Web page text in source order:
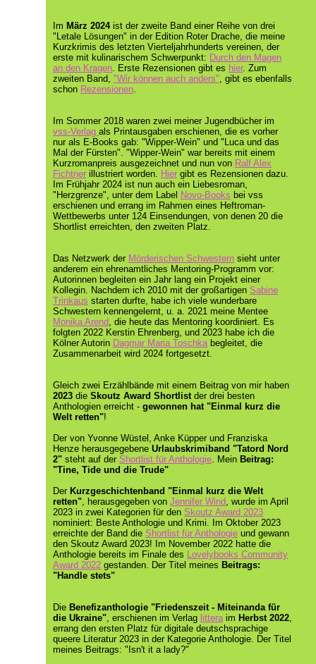
Im März 2024ist der zweite Band einer Reihe von drei
"Letale Lösungen" in der Edition Roter Drache, die meine
Kurzkrimis des letzten Vierteljahrhunderts vereinen, der
erste mit kulinarischem Schwerpunkt: Durch den Magen
an den Kragen . Erste Rezensionen gibt es hier. Zum
zweiten Band, "Wir können auch anders" , gibt es ebenfalls
schon Rezensionen
Im Sommer 2018 waren zwei meiner Jugendbücher im
vss-Verlag als Printausgaben erschienen, die es vorher
nur als E-Books gab: "Wipper-Wein" und "Luca und das
Mal der Fürsten". "Wipper-Wein" war bereits mit einem
Kurzromanpreis ausgezeichnet und nun von Ralf Alex
Fichtner illustriert worden. Hier gibt es Rezensionen dazu.
Im Frühjahr 2024 ist nun auch ein Liebesroman,
"Herzgrenze", unter dem Label Novo-Books bei vss
erschienen und errang im Rahmen eines Heftroman-
Wettbewerbs unter 124 Einsendungen, von denen 20 die
Shortlist erreichten, den zweiten Platz.
Das Netzwerk der Mörderischen Schwestern sieht unter
anderem ein ehrenamtliches Mentoring-Programm vor:
Autorinnen begleiten ein Jahr lang ein Projekt einer
Kollegin. Nachdem ich 2010 mit der großartigen Sabine
Trinkaus starten durfte, habe ich viele wunderbare
Schwestern kennengelernt, u. a. 2021 meine Mentee
Monika Arend , die heute das Mentoring koordiniert. Es
folgten 2022 Kerstin Ehrenberg, und 2023 habe ich die
Kölner Autorin Dagmar Maria Toschka begleitet, die
Zusammenarbeit wird 2024 fortgesetzt.
Gleich zwei Erzählbände mit einem Beitrag von mir haben
2023 die Skoutz Award Shortlist der drei besten
Anthologien erreicht - gewonnen hat "Einmal kurz die
Welt retten"!
Der von Yvonne Wüstel, Anke Küpper und Franziska
Henze herausgegebene Urlaubskrimiband "Tatord Nord
2" steht auf der Shortlist für Anthologie . Mein Beitrag:
"Tine, Tide und die Trude"
Der Kurzgeschichtenband "Einmal kurz die Welt
retten" , herausgegeben von Jennifer Wind , wurde im April
2023 in zwei Kategorien für den Skoutz Award 2023
nominiert: Beste Anthologie und Krimi . Im Oktober 2023
erreichte der Band die Shortlist für Anthologie und gewann
den Skoutz Award 2023! Im November 2022 hatte die
Anthologie bereits im Finale des Lovelybooks Community
Award 2022 gestanden. Der Titel meines Beitrags:
"Handle stets"
Die Benefizanthologie "Friedenszeit - Miteinanda für
die Ukraine" , erschienen im Verlag littera im Herbst 2022
errang den ersten Platz für digitale deutschsprachige
queere Literatur 2023 in der Kategorie Anthologie . Der Titel
meines Beitrags: "Isn't it a lady?"